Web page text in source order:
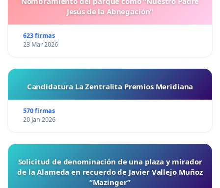
Jesús de la Abnegación"
623 firmas
23 Mar 2026
Candidatura La Zentralita Premios Meridiana
570 firmas
20 Jan 2026
Solicitud de denominación de una plaza y mirador
de la Alameda en recuerdo de Javier Vallejo Muñoz
“Mazinger”